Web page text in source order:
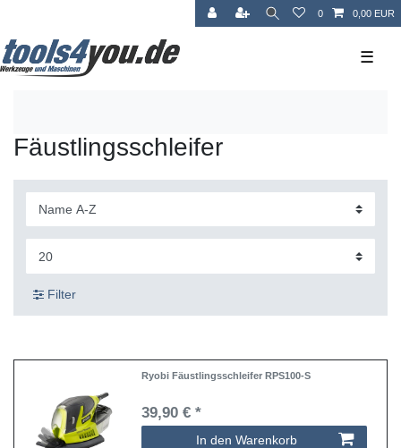
0 0,00 EUR
☰
Fäustlingsschleifer
Filter
Ryobi Fäustlingsschleifer RPS100-S
39,90 € *
In den Warenkorb